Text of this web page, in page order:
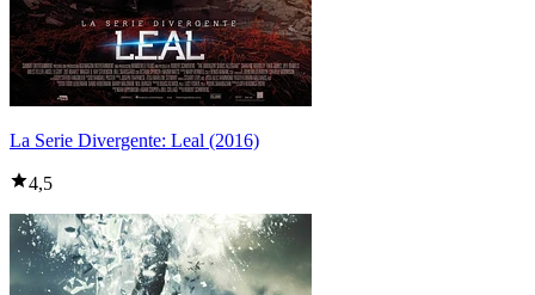
La Serie Divergente: Leal (2016)
4,5